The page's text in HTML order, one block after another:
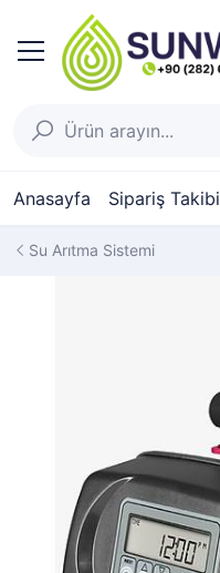
Anasayfa Sipariş Takibi
Su Arıtma Sistemi